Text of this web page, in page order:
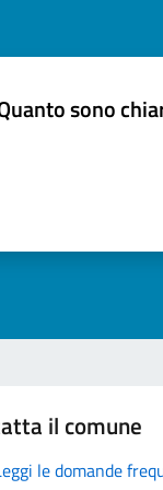
sono
il comune
le domande